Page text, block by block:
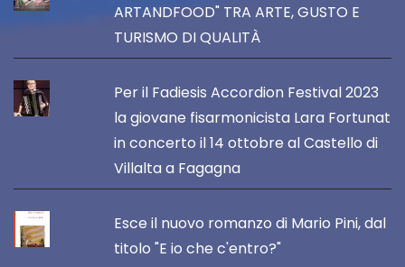
ARTANDFOOD" TRA ARTE, GUSTO E
TURISMO DI QUALITÀ
Per il Fadiesis Accordion Festival 2023
la giovane fisarmonicista Lara Fortunat
in concerto il 14 ottobre al Castello di
Villalta a Fagagna
Esce il nuovo romanzo di Mario Pini, dal
titolo "E io che c'entro?"